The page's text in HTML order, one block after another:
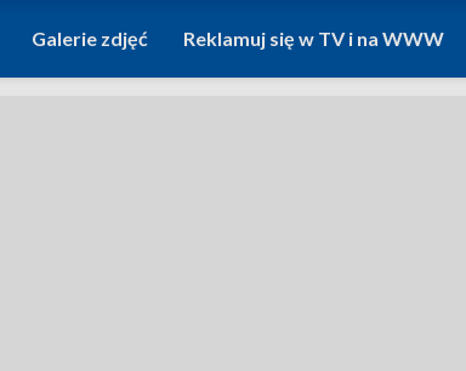
Galerie zdjęć Reklamuj się w TV i na WWW